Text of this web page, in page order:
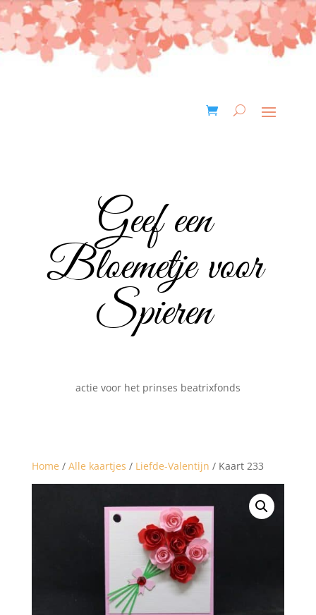
Geef een
Bloemetje voor
Spieren
actie voor het prinses beatrixfonds
Home / Alle kaartjes / Liefde-Valentijn / Kaart 233